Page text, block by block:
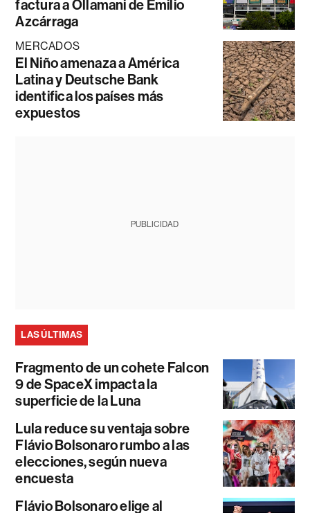
factura a Ollamani de Emilio
Azcárraga
MERCADOS
El Niño amenaza a América
Latina y Deutsche Bank
identifica los países más
expuestos
PUBLICIDAD
LAS ÚLTIMAS
Fragmento de un cohete Falcon
9 de SpaceX impacta la
superficie de la Luna
Lula reduce su ventaja sobre
Flávio Bolsonaro rumbo a las
elecciones, según nueva
encuesta
Flávio Bolsonaro elige al